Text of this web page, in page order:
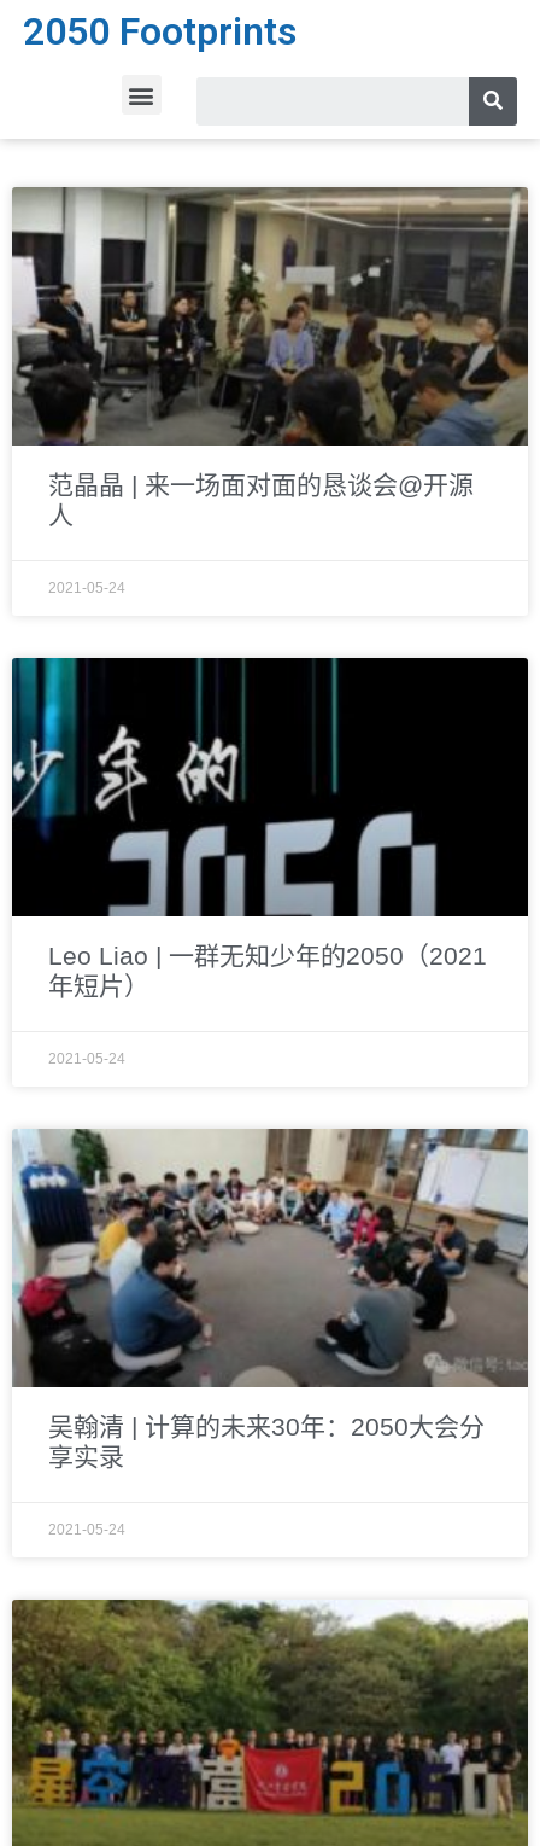
2050 Footprints
范晶晶 | 来一场面对面的恳谈会@开源
人
2021-05-24
Leo Liao | 一群无知少年的2050（2021
年短片）
2021-05-24
吴翰清 | 计算的未来30年：2050大会分
享实录
2021-05-24